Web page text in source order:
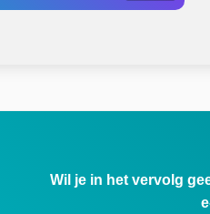
Wil je in het vervolg